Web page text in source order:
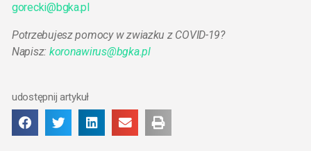
gorecki@bgka.pl
Potrzebujesz pomocy w zwiazku z COVID-19?
Napisz: koronawirus@bgka.pl
udostępnij artykuł